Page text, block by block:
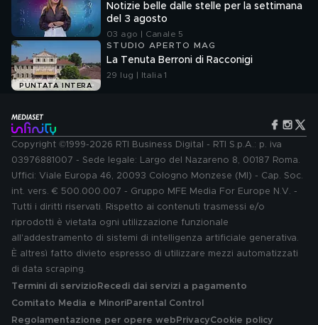
Notizie belle dalle stelle per la settimana
del 3 agosto
03 ago | Canale 5
PUNTATA INTERA
STUDIO APERTO MAG
La Tenuta Berroni di Racconigi
29 lug | Italia 1
Copyright ©1999-2026 RTI Business Digital - RTI S.p.A.: p. iva
03976881007 - Sede legale: Largo del Nazareno 8, 00187 Roma.
Uffici: Viale Europa 46, 20093 Cologno Monzese (MI) - Cap. Soc.
int. vers. € 500.000.007 - Gruppo MFE Media For Europe N.V. -
Tutti i diritti riservati. Rispetto ai contenuti trasmessi e/o
riprodotti è vietata ogni utilizzazione funzionale
all'addestramento di sistemi di intelligenza artificiale generativa.
È altresì fatto divieto espresso di utilizzare mezzi automatizzati
di data scraping.
Termini di servizio Recedi dai servizi a pagamento
Comitato Media e MinoriParental Control
Regolamentazione per opere web PrivacyCookie policy